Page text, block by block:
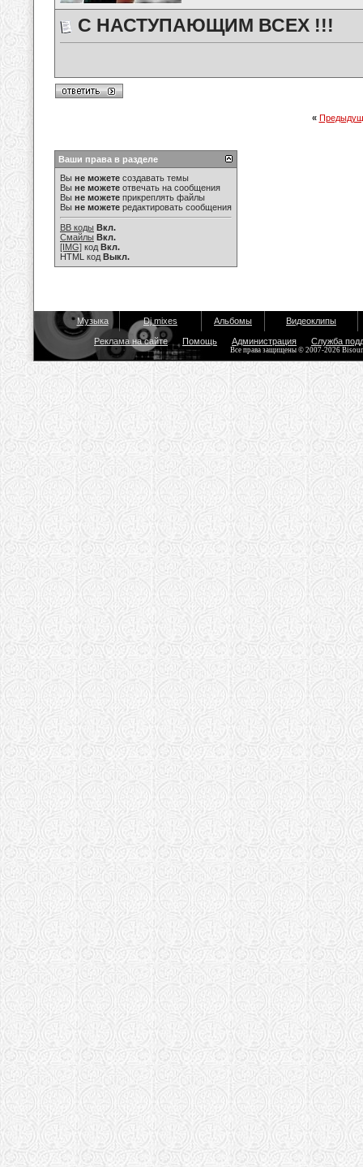
С НАСТУПАЮЩИМ ВСЕХ !!!
«
Ваши права в разделе
Вы не можете создавать темы
Вы не можете отвечать на сообщения
Вы не можете прикреплять файлы
Вы не можете редактировать сообщения
BB коды Вкл.
Смайлы Вкл.
[IMG] код Вкл.
HTML код Выкл.
Музыка Dj mixes Альбомы Видеоклипы
Реклама на сайте Помощь Администрация Служба
Все права защищены © 2007-2026